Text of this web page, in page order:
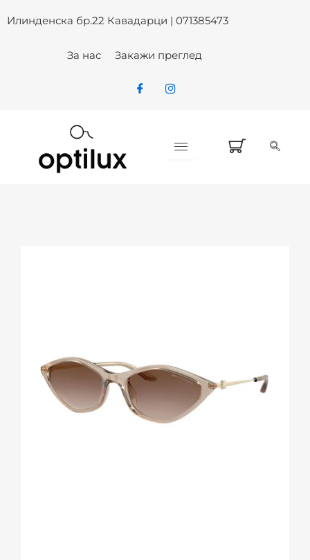
toИлинденска бр.22 Кавадарци | 071385473
За нас Закажи преглед